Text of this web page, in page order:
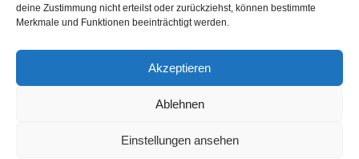
deine Zustimmung nicht erteilst oder zurückziehst, können bestimmte
Merkmale und Funktionen beeinträchtigt werden.
Akzeptieren
Ablehnen
Einstellungen ansehen
Kirchenkreis Essen | Referat für Presse- und Öffentlichkeitsarbeit /
Haus der Evangelischen Kirche | III. Hagen 39 / 45127 Essen
Impressum|Datenschutz
Fon 0201 / 22 05-221 | Fax 0201 / 22 05-223 | e-Mail